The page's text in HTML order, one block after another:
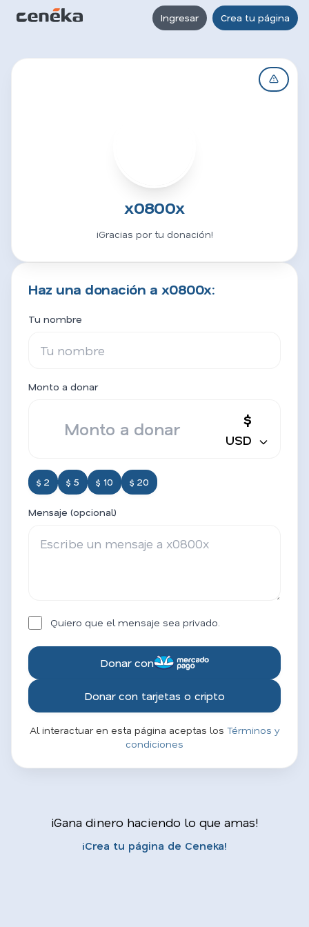
Ingresar Crea tu página
x0800x
¡Gracias por tu donación!
Haz una donación a x0800x:
Tu nombre
Monto a donar
$
USD
$ 2 $ 5 $ 10 $ 20
Mensaje (opcional)
Quiero que el mensaje sea privado.
Donar con
Donar con tarjetas o cripto
Al interactuar en esta página aceptas los Términos y
condiciones
¡Gana dinero haciendo lo que amas!
¡Crea tu página de Ceneka!